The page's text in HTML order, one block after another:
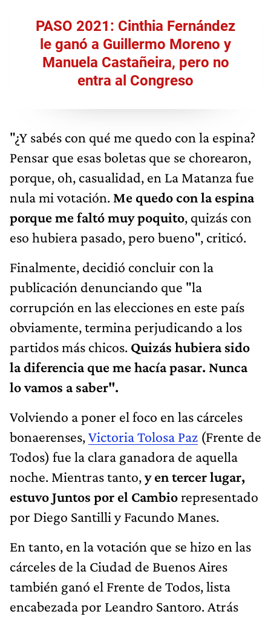
PASO 2021: Cinthia Fernández
le ganó a Guillermo Moreno y
Manuela Castañeira, pero no
entra al Congreso
"¿Y sabés con qué me quedo con la espina?
Pensar que esas boletas que se chorearon,
porque, oh, casualidad, en La Matanza fue
nula mi votación. Me quedo con la espina
porque me faltó muy poquito, quizás con
eso hubiera pasado, pero bueno", criticó.
Finalmente, decidió concluir con la
publicación denunciando que "la
corrupción en las elecciones en este país
obviamente, termina perjudicando a los
partidos más chicos. Quizás hubiera sido
la diferencia que me hacía pasar. Nunca
lo vamos a saber".
Volviendo a poner el foco en las cárceles
bonaerenses,Victoria Tolosa Paz (Frente de
Todos) fue la clara ganadora de aquella
noche. Mientras tanto,y en tercer lugar,
estuvo Juntos por el Cambiorepresentado
por Diego Santilli y Facundo Manes.
En tanto, en la votación que se hizo en las
cárceles de la Ciudad de Buenos Aires
también ganó el Frente de Todos, lista
encabezada por Leandro Santoro. Atrás